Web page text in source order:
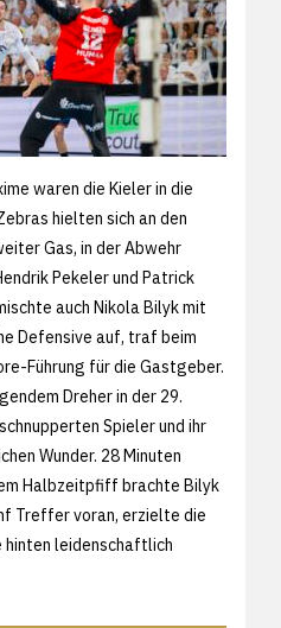
waren die Kieler in die
hielten sich an den
Gas, in der Abwehr
Pekeler und Patrick
auch Nikola Bilyk mit
Defensive auf, traf beim
Führung für die Gastgeber.
Dreher in der 29.
Spieler und ihr
Wunder. 28 Minuten
Halbzeitpfiff brachte Bilyk
Treffer voran, erzielte die
leidenschaftlich